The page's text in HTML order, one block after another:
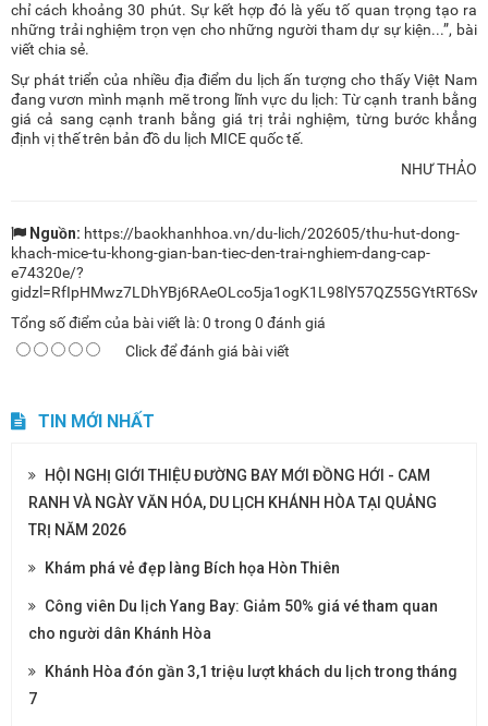
chỉ cách khoảng 30 phút. Sự kết hợp đó là yếu tố quan trọng tạo ra
những trải nghiệm trọn vẹn cho những người tham dự sự kiện...”, bài
viết chia sẻ.
Sự phát triển của nhiều địa điểm du lịch ấn tượng cho thấy Việt Nam
đang vươn mình mạnh mẽ trong lĩnh vực du lịch: Từ cạnh tranh bằng
giá cả sang cạnh tranh bằng giá trị trải nghiệm, từng bước khẳng
định vị thế trên bản đồ du lịch MICE quốc tế.
NHƯ THẢO
Nguồn: https://baokhanhhoa.vn/du-lich/202605/thu-hut-dong-
khach-mice-tu-khong-gian-ban-tiec-den-trai-nghiem-dang-cap-
e74320e/?
Tổng số điểm của bài viết là:0 trong 0 đánh giá
Click để đánh giá bài viết
TIN MỚI NHẤT
HỘI NGHỊ GIỚI THIỆU ĐƯỜNG BAY MỚI ĐỒNG HỚI - CAM
RANH VÀ NGÀY VĂN HÓA, DU LỊCH KHÁNH HÒA TẠI QUẢNG
TRỊ NĂM 2026
Khám phá vẻ đẹp làng Bích họa Hòn Thiên
Công viên Du lịch Yang Bay: Giảm 50% giá vé tham quan
cho người dân Khánh Hòa
Khánh Hòa đón gần 3,1 triệu lượt khách du lịch trong tháng
7